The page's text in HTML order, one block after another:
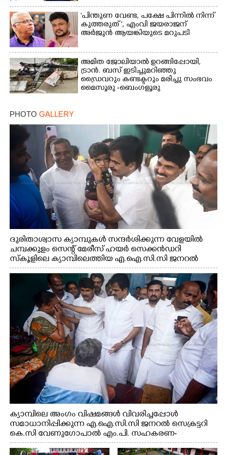
"പിന്തുണ വേണ്ട,​ പക്ഷേ പിന്നിൽ നിന്ന്
കുത്തരുത് ", എംവി ജയരാജന്
അർജുൻ ആയങ്കിയുടെ മറുപടി
അമിത ജോലിയാൽ ഉറങ്ങിപ്പോയി,
ട്രാൻ. ബസ് ഇടിച്ചുമറിഞ്ഞു
ഡ്രൈവറും കണ്ടക്ടറും മരിച്ചു സംഭവം
മൈസൂരു -ബെംഗളൂരു
PHOTO GALLERY
ദുരിതാശ്വാസ ക്യാമ്പുകൾ സന്ദർശിക്കുന്ന വേളയിൽ
ചമ്പക്കുളം സെന്റ് മേരീസ് ഹയർ സെക്കൻഡറി
സ്കൂളിലെ ക്യാമ്പിലെത്തിയ എ.ഐ.സി.സി ജനറൽ
സെക്രട്ടറി കെ.സി വേണുഗോപാൽ എം.പി കുരുന്നിനെ
എടുത്ത് ലാളിച്ചപ്പോൾ. സഹകരണ-എക്സൈസ്
വകുപ്പ് മന്ത്രി എം. ലിജു, കൃഷിവകുപ്പ് മന്ത്രി ടി. സിദ്ദിഖ്,
റെജി ചെറിയാൻ എം. എൽ. എ എന്നിവർ സമീപം
ക്യാമ്പിലെ അംഗം വിഷമങ്ങൾ വിവരിച്ചപ്പോൾ
സമാധാനിപ്പിക്കുന്ന എ.ഐ.സി.സി ജനറൽ സെക്രട്ടറി
കെ.സി വേണുഗോപാൽ എം.പി. സഹകരണ-
എക്സൈസ് വകുപ്പ് മന്ത്രി എം. ലിജു, എന്നിവർ